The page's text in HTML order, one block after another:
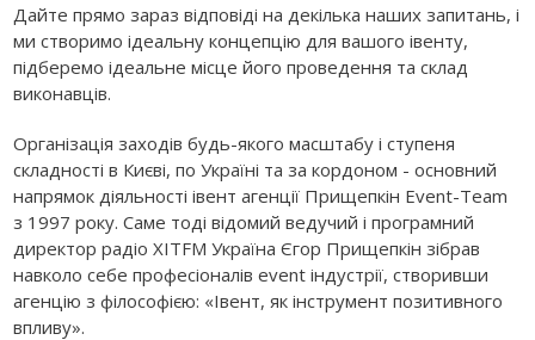
Дайте прямо зараз відповіді на декілька наших запитань, і
ми створимо ідеальну концепцію для вашого івенту,
підберемо ідеальне місце його проведення та склад
виконавців.
Організація заходів будь-якого масштабу і ступеня
складності в Києві, по Україні та за кордоном - основний
напрямок діяльності івент агенції Прищепкін Event-Team
з 1997 року. Саме тоді відомий ведучий і програмний
директор радіо ХІТFM Україна Єгор Прищепкін зібрав
навколо себе професіоналів event індустрії, створивши
агенцію з філософією: «Івент, як інструмент позитивного
впливу».